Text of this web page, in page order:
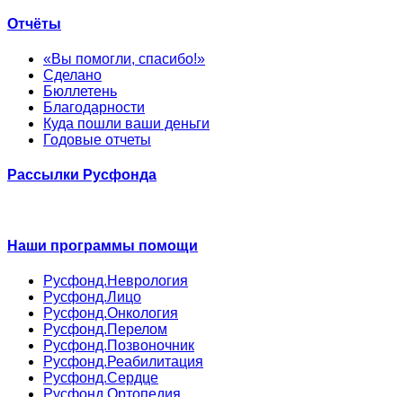
Отчёты
«Вы помогли, спасибо!»
Сделано
Бюллетень
Благодарности
Куда пошли ваши деньги
Годовые отчеты
Рассылки Русфонда
Наши программы помощи
Русфонд.Неврология
Русфонд.Лицо
Русфонд.Онкология
Русфонд.Перелом
Русфонд.Позвоночник
Русфонд.Реабилитация
Русфонд.Сердце